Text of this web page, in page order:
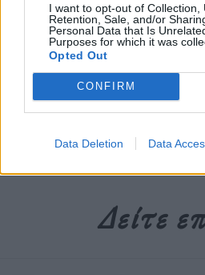
I want to opt-out of Collection,
Retention, Sale, and/or
Personal Data that Is
Purposes for which it was
Opted Out
CONFIRM
Data Deletion Data
Newsroom
Ετικέτες :αγρότες,αγροτικές
Δείτε